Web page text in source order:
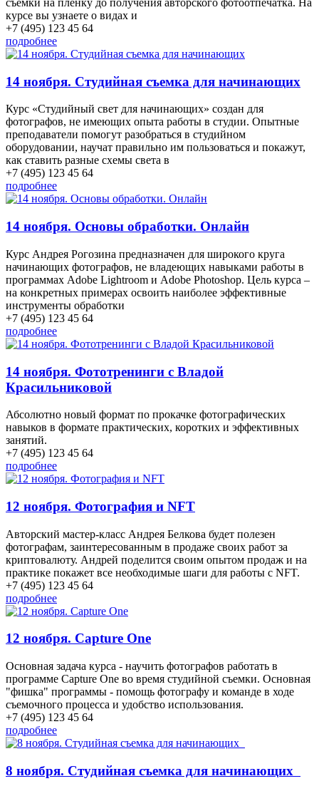
съемки на плёнку до получения авторского фотоотпечатка. На
курсе вы узнаете о видах и
+7 (495) 123 45 64
подробнее
14 ноября. Студийная съемка для начинающих
Курс «Студийный свет для начинающих» создан для
фотографов, не имеющих опыта работы в студии. Опытные
преподаватели помогут разобраться в студийном
оборудовании, научат правильно им пользоваться и покажут,
как ставить разные схемы света в
+7 (495) 123 45 64
подробнее
14 ноября. Основы обработки. Онлайн
Курс Андрея Рогозина предназначен для широкого круга
начинающих фотографов, не владеющих навыками работы в
программах Adobe Lightroom и Adobe Photoshop. Цель курса –
на конкретных примерах освоить наиболее эффективные
инструменты обработки
+7 (495) 123 45 64
подробнее
14 ноября. Фототренинги с Владой
Красильниковой
​Абсолютно новый формат по прокачке фотографических
навыков в формате практических, коротких и эффективных
занятий.
+7 (495) 123 45 64
подробнее
12 ноября. Фотография и NFT
Авторский мастер-класс Андрея Белкова будет полезен
фотографам, заинтересованным в продаже своих работ за
криптовалюту. Андрей поделится своим опытом продаж и на
практике покажет все необходимые шаги для работы с NFT.
+7 (495) 123 45 64
подробнее
12 ноября. Capture One
Основная задача курса - научить фотографов работать в
программе Capture One во время студийной съемки. Основная
"фишка" программы - помощь фотографу и команде в ходе
съемочного процесса и удобство использования.
+7 (495) 123 45 64
подробнее
8 ноября. Студийная съемка для начинающих